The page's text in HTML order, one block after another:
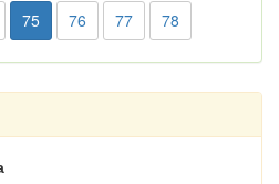
75 76 77 78